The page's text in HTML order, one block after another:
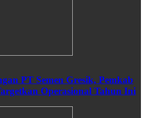
PT Semen Gresik, Pemkab
Operasional Tahun Ini